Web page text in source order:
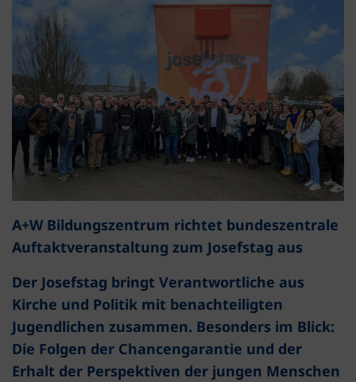
A+W Bildungszentrum richtet bundeszentrale
Auftaktveranstaltung zum Josefstag aus
Der Josefstag bringt Verantwortliche aus
Kirche und Politik mit benachteiligten
Jugendlichen zusammen. Besonders im Blick:
Die Folgen der Chancengarantie und der
Erhalt der Perspektiven der jungen Menschen